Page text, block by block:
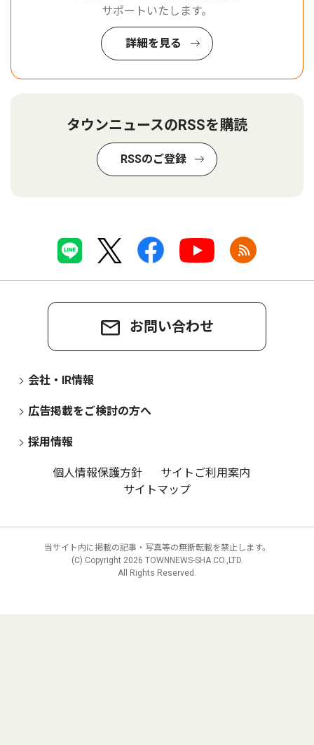
サポートいたします。
詳細を見る
タウンニュースのRSSを購読
RSSのご登録
お問い合わせ
会社・IR情報
広告掲載をご検討の方へ
採用情報
個人情報保護方針
サイトご利用案内
サイトマップ
当サイト内に掲載の記事・写真等の無断転載を禁止します。
(C) Copyright 2026 TOWNNEWS-SHA CO.,LTD.
All Rights Reserved.